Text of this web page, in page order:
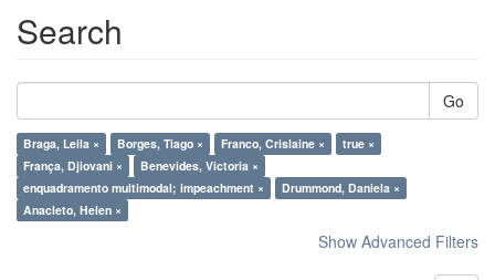
Search
Go
Braga, Leila × Borges, Tiago × Franco, Crislaine ×
true ×
França, Djiovani ×
Benevides, Victoria ×
enquadramento multimodal; impeachment ×
Drummond, Daniela ×
Anacleto, Helen ×
Show Advanced Filters